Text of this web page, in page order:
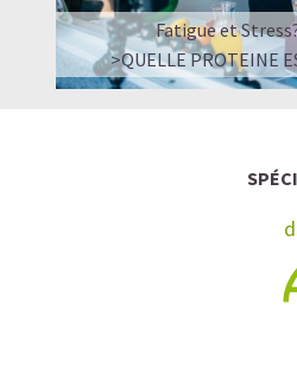
Fatigue et
>QUELLE PROTEINE